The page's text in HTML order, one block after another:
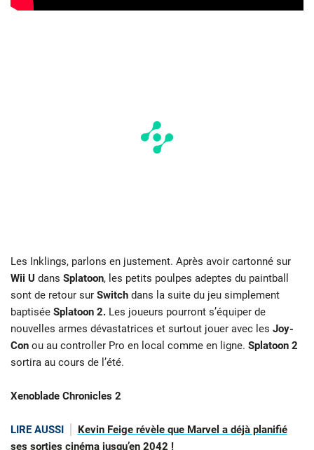
Les Inklings, parlons en justement. Après avoir cartonné sur
Wii U dans Splatoon, les petits poulpes adeptes du paintball
sont de retour sur Switch dans la suite du jeu simplement
baptisée Splatoon 2. Les joueurs pourront s’équiper de
nouvelles armes dévastatrices et surtout jouer avec les Joy-
Con ou au controller Pro en local comme en ligne. Splatoon 2
sortira au cours de l’été.
Xenoblade Chronicles 2
LIRE AUSSI
Kevin Feige révèle que Marvel a déjà planifié
ses sorties cinéma jusqu’en 2042 !